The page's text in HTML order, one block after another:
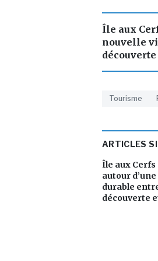
Île aux
nouvelle
Tourisme
ARTICLES
Île aux
autour
durable
découverte